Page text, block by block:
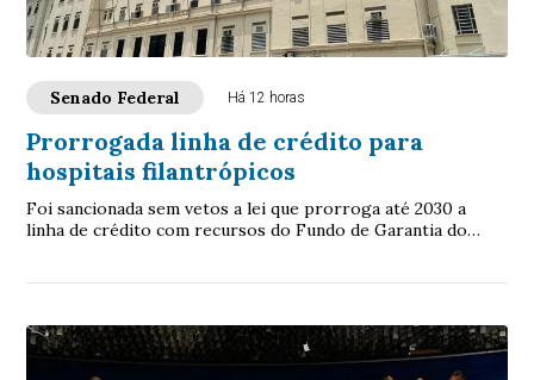
Senado Federal Há 12 horas
Prorrogada linha de crédito para
hospitais filantrópicos
Foi sancionada sem vetos a lei que prorroga até 2030 a
linha de crédito com recursos do Fundo de Garantia do